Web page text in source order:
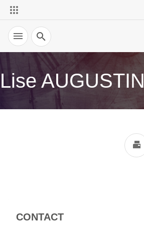
Recherche
Lise AUGUSTIN
CONTACT